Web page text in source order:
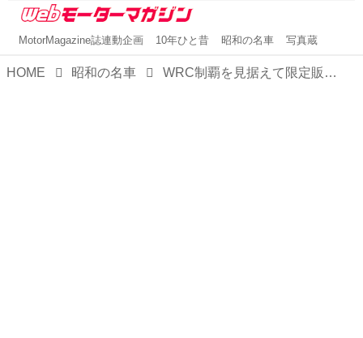
MotorMagazine誌連動企画 10年ひと昔 昭和の名車 写真蔵
HOME 昭和の名車 WRC制覇を見据えて限定販売！水冷インタークーラーに換装し、セリカ史上最強の235psを与えられた【GTmemories13 ST165／185セリカGT-FOURダイジェスト（5・最終回）】